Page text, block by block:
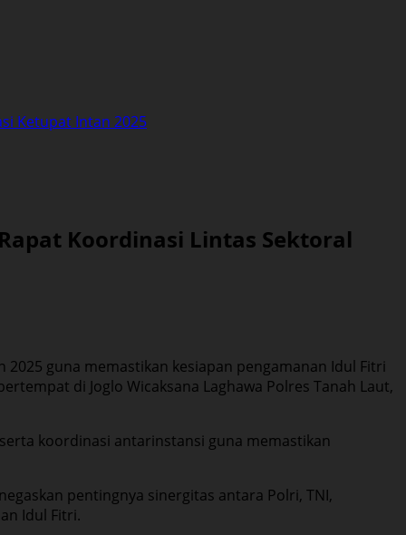
Ketupat Intan 2025
Koordinasi Lintas Sektoral
guna memastikan kesiapan pengamanan Idul Fitri
di Joglo Wicaksana Laghawa Polres Tanah Laut,
koordinasi antarinstansi guna memastikan
pentingnya sinergitas antara Polri, TNI,
Idul Fitri.